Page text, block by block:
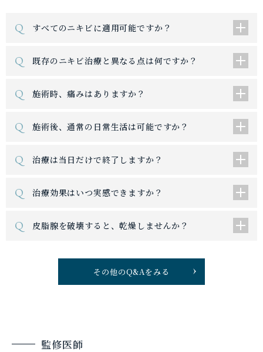
Q すべてのニキビに適用可能ですか？
Q 既存のニキビ治療と異なる点は何ですか？
Q 施術時、痛みはありますか？
Q 施術後、通常の日常生活は可能ですか？
Q 治療は当日だけで終了しますか？
Q 治療効果はいつ実感できますか？
Q 皮脂腺を破壊すると、乾燥しませんか？
その他のQ&Aをみる
監修医師